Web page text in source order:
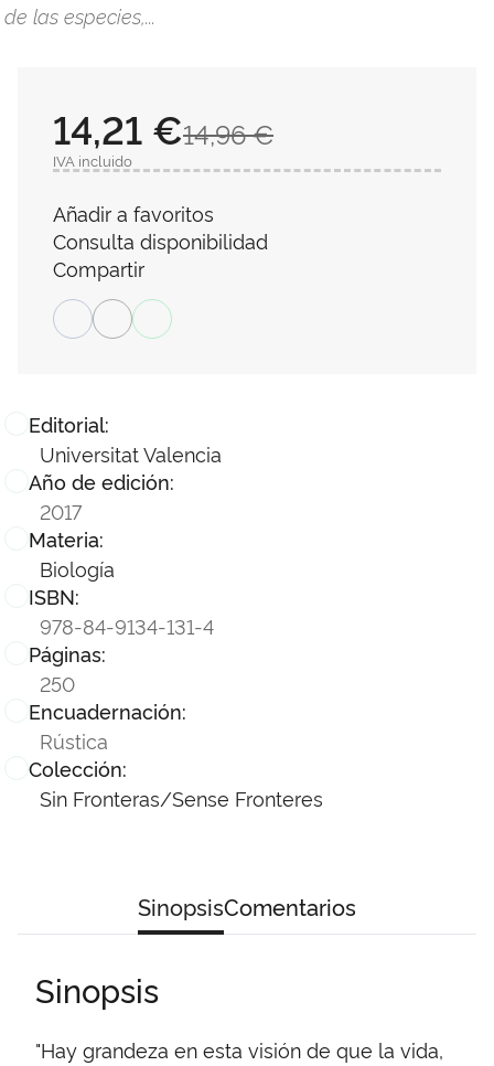
de las especies,...
Editorial:
Universitat Valencia
Año de edición:
2017
Materia:
Biología
ISBN:
978-84-9134-131-4
Páginas:
250
Encuadernación:
Rústica
Colección:
Sin Fronteras/Sense Fronteres
14,96 €
14,21 €
IVA incluido
Añadir a favoritos
Consulta disponibilidad
Compartir
SinopsisComentarios
Sinopsis
"Hay grandeza en esta visión de que la vida,